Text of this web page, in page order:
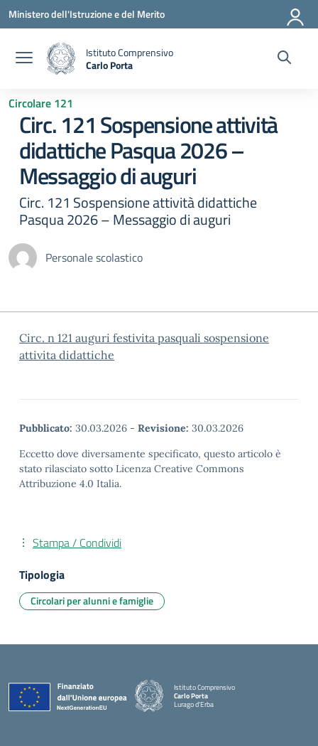
Vai ai contenuti
Vai al menu di navigazione
Vai al footer
Ministero dell'Istruzione e del Merito
Istituto Comprensivo
Carlo Porta
Circolare 121
Circ. 121 Sospensione attività
didattiche Pasqua 2026 –
Messaggio di auguri
Circ. 121 Sospensione attività didattiche
Pasqua 2026 – Messaggio di auguri
Personale scolastico
Circ. n 121 auguri festivita pasquali sospensione
attivita didattiche
Pubblicato: 30.03.2026 - Revisione: 30.03.2026
Eccetto dove diversamente specificato, questo articolo è
stato rilasciato sotto Licenza Creative Commons
Attribuzione 4.0 Italia.
Stampa / Condividi
Tipologia
Circolari per alunni e famiglie
Istituto Comprensivo
Carlo Porta
Lurago d'Erba
— Visita la pagina iniziale della scuola